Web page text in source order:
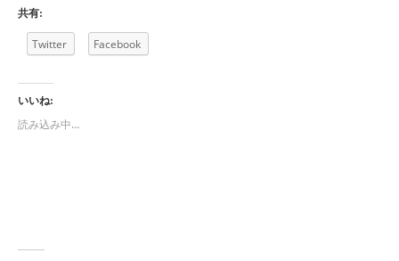
共有:
Twitter Facebook
いいね:
読み込み中…